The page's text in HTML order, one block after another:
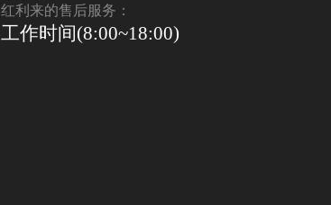
红利来的售后服务：
工作时间(8:00~18:00)